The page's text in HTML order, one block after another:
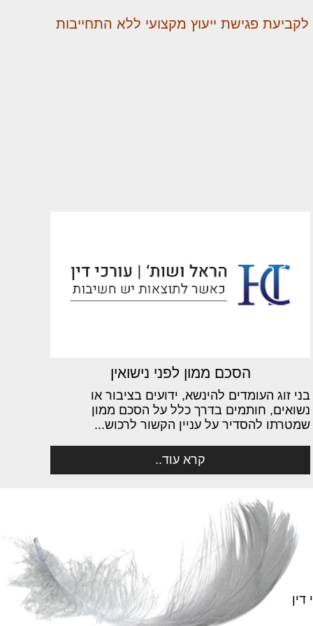
פגישת ייעוץ מקצועי ללא התחייבות
הסכם ממון לפני נישואין
בני זוג העומדים להינשא, ידועים בציבור או
נשואים, חותמים בדרך כלל על הסכם ממון
שמטרתו להסדיר על עניין הקשור לרכוש...
קרא עוד..